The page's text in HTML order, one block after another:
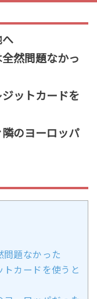
へ
然問題なかっ
ットカードを
のヨーロッパ
問題なかった
トカードを使うと